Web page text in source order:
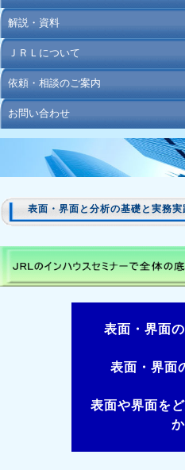
解説・資料
ＪＲＬについて
依頼・相談のご案内
お問い合わせ
表面・界面と分析の基礎と実務
表面・界面
表面・界面
表面や界面を
か